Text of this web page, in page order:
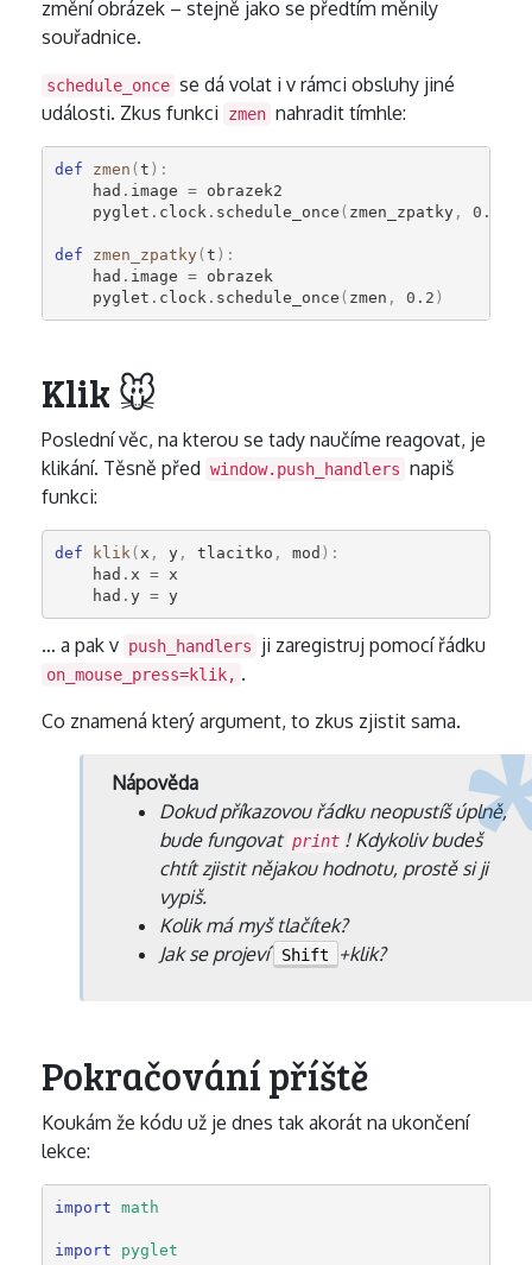
změní obrázek – stejně jako se předtím měnily
souřadnice.
schedule_once se dá volat i v rámci obsluhy jiné
události. Zkus funkci
zmen nahradit tímhle:
def zmen (t ):
had . image =
obrazek2
pyglet . clock . schedule_once ( zmen_zpatky, 0.2
def zmen_zpatky (t ):
had . image =
obrazek
pyglet . clock . schedule_once ( zmen , 0.2 )
Klik 🐭
Poslední věc, na kterou se tady naučíme reagovat, je
klikání. Těsně před window.push_handlers napiš
funkci:
def klik ( x , y, tlacitko , mod ):
had . x =
x
had . y = y
… a pak v push_handlers ji zaregistruj pomocí řádku
on_mouse_press=klik, .
Co znamená který argument, to zkus zjistit sama.
Nápověda
Dokud příkazovou řádku neopustíš úplně,
bude fungovat print ! Kdykoliv budeš
chtít zjistit nějakou hodnotu, prostě si ji
vypiš.
Kolik má myš tlačítek?
Jak se projeví Shift +klik?
Pokračování příště
Koukám že kódu už je dnes tak akorát na ukončení
lekce:
import math
import pyglet